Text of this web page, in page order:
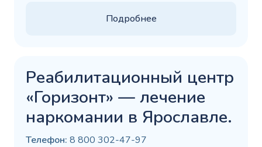
Подробнее
Реабилитационный центр
«Горизонт» — лечение
наркомании в Ярославле.
Телефон: 8 800 302-47-97